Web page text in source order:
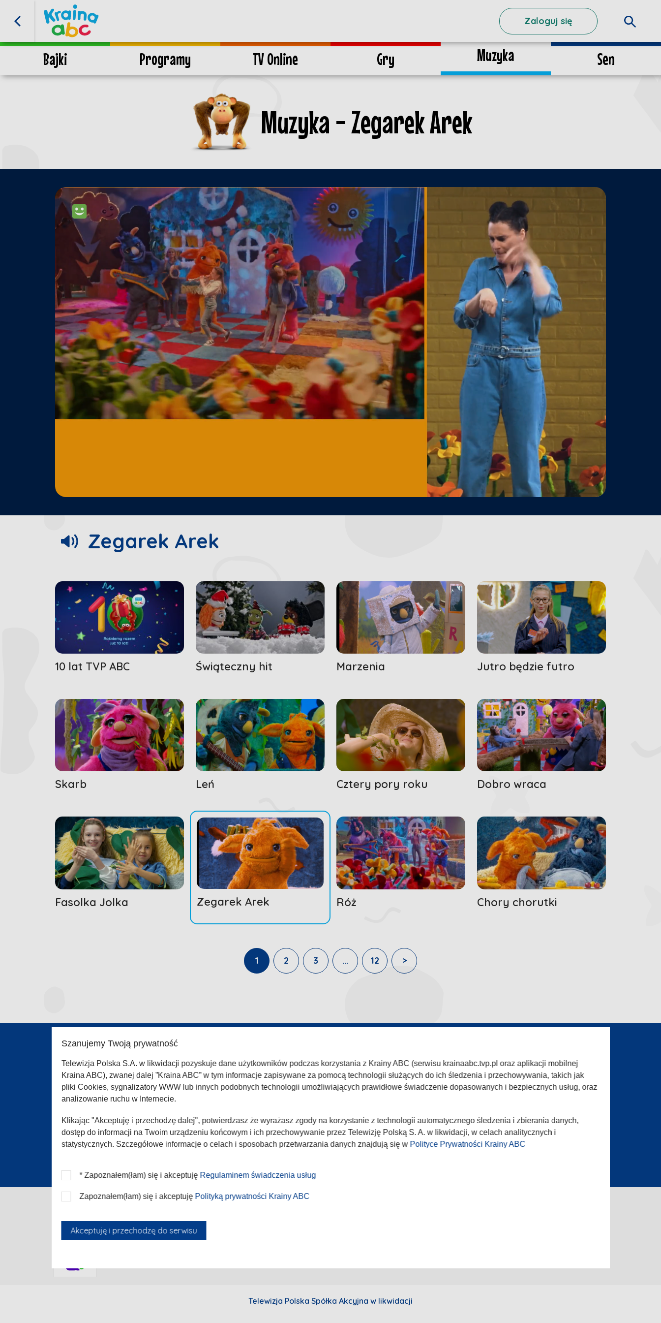
Zaloguj się
Szanujemy Twoją prywatność
Telewizja Polska S.A. w likwidacji pozyskuje dane użytkowników podczas korzystania z Krainy ABC (serwisu krainaabc.tvp.pl oraz aplikacji mobilnej
Kraina ABC), zwanej dalej ”Kraina ABC” w tym informacje zapisywane za pomocą technologii służących do ich śledzenia i przechowywania, takich jak
pliki Cookies, sygnalizatory WWW lub innych podobnych technologii umożliwiających prawidłowe świadczenie dopasowanych i bezpiecznych usług, oraz
analizowanie ruchu w Internecie.
Klikając "Akceptuję i przechodzę dalej", potwierdzasz że wyrażasz zgody na korzystanie z technologii automatycznego śledzenia i zbierania danych,
dostęp do informacji na Twoim urządzeniu końcowym i ich przechowywanie przez Telewizję Polską S. A. w likwidacji, w celach analitycznych i
statystycznych. Szczegółowe informacje o celach i sposobach przetwarzania danych znajdują się w Polityce Prywatności Krainy ABC
* Zapoznałem(łam) się i akceptuję Regulaminem świadczenia usług
Zapoznałem(łam) się i akceptuję Polityką prywatności Krainy ABC
Akceptuję i przechodzę do serwisu
Bajki Programy TV Online Gry Muzyka Sen
Muzyka - Zegarek Arek
Zegarek Arek
10 lat TVP ABC Świąteczny hit Marzenia Jutro będzie futro
Skarb Leń Cztery pory roku Dobro wraca
Fasolka Jolka Zegarek Arek Róż Chory chorutki
1 2 3 ... 12 >
Polityka prywatności
Regulamin
Kontakt
Abonament TVP
Rada Programowa
Ogłoszenia przetargowe
Emisja w TVP
Sklep TVP
Zgłoś program (ROPAT)
Kariera w TVP
Telegazeta ogłoszenia
Serwis fotograficzny
Merchandising (znaki)
Telewizja Polska Spółka Akcyjna w likwidacji